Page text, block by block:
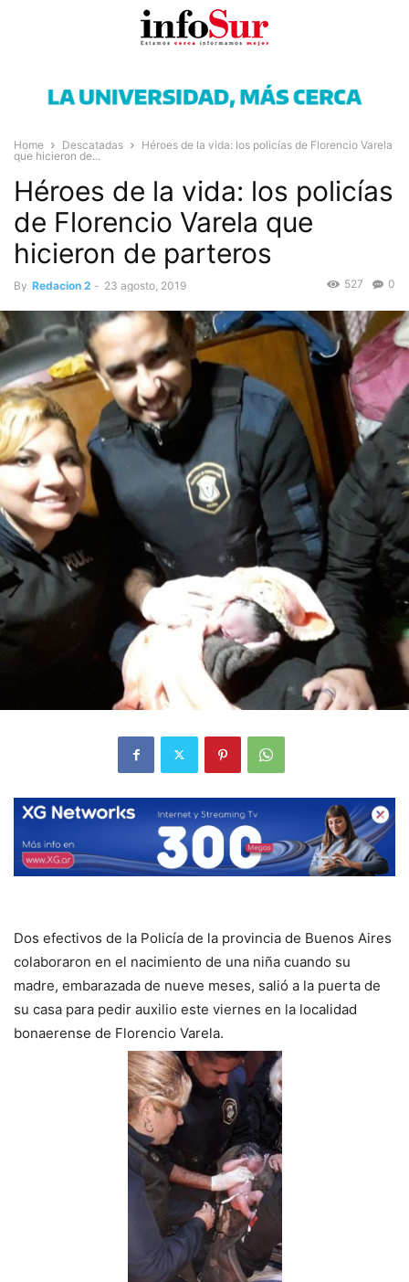
Home Descatadas
Héroes de la vida: los policías de Florencio Varela
que hicieron de...
Héroes de la vida: los policías
de Florencio Varela que
hicieron de parteros
By Redacion 2 - 23 agosto, 2019 0
527
Dos efectivos de la Policía de la provincia de Buenos Aires
colaboraron en el nacimiento de una niña cuando su
madre, embarazada de nueve meses, salió a la puerta de
su casa para pedir auxilio este viernes en la localidad
bonaerense de Florencio Varela.